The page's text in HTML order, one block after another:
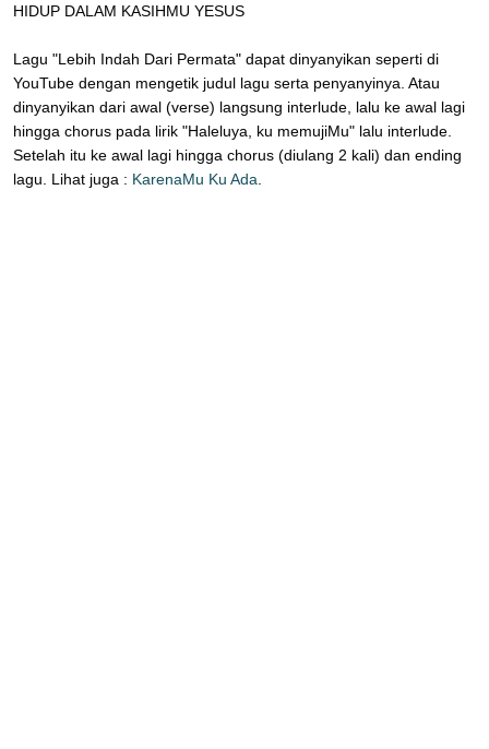
HIDUP DALAM KASIHMU YESUS
Lagu "Lebih Indah Dari Permata" dapat dinyanyikan seperti di
YouTube dengan mengetik judul lagu serta penyanyinya. Atau
dinyanyikan dari awal (verse) langsung interlude, lalu ke awal lagi
hingga chorus pada lirik "Haleluya, ku memujiMu" lalu interlude.
Setelah itu ke awal lagi hingga chorus (diulang 2 kali) dan ending
lagu. Lihat juga : KarenaMu Ku Ada